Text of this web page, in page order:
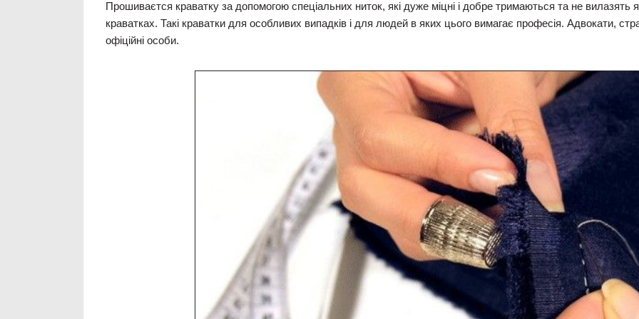
Прошиваєтся краватку за допомогою спеціальних ниток, які дуже міцні і добре тримаються та не
краватках. Такі краватки для особливих випадків і для людей в яких цього вимагає професія. Адвокати,
офіційні особи.